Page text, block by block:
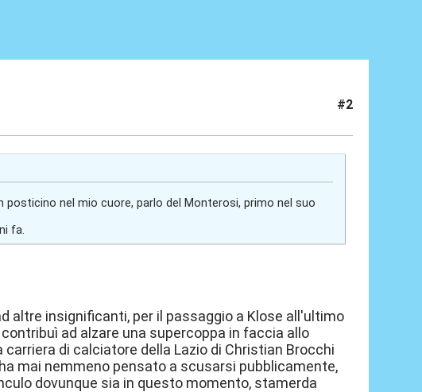
#2
nel mio cuore, parlo del Monterosi, primo nel suo
fa.
altre insignificanti, per il passaggio a Klose all'ultimo
ad alzare una supercoppa in faccia allo
di calciatore della Lazio di Christian Brocchi
mai nemmeno pensato a scusarsi pubblicamente,
dovunque sia in questo momento, stamerda